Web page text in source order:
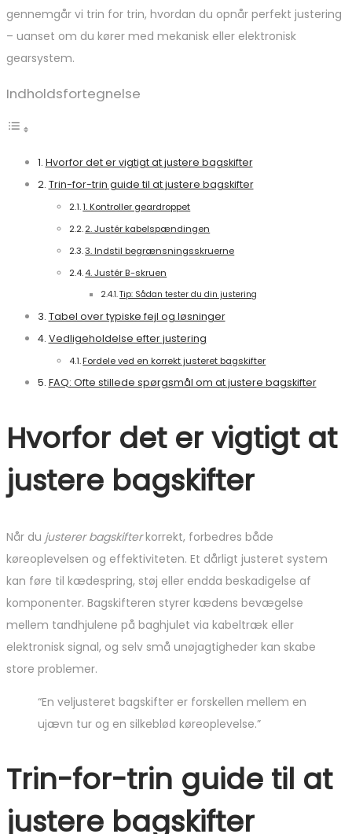
gennemgår vi trin for trin, hvordan du opnår perfekt justering
– uanset om du kører med mekanisk eller elektronisk
gearsystem.
Indholdsfortegnelse
Hvorfor det er vigtigt at justere bagskifter
Trin-for-trin guide til at justere bagskifter
1. Kontroller geardroppet
2. Justér kabelspændingen
3. Indstil begrænsningsskruerne
4. Justér B-skruen
Tip: Sådan tester du din justering
Tabel over typiske fejl og løsninger
Vedligeholdelse efter justering
Fordele ved en korrekt justeret bagskifter
FAQ: Ofte stillede spørgsmål om at justere bagskifter
Hvorfor det er vigtigt at
justere bagskifter
Når du justerer bagskifterkorrekt, forbedres både
køreoplevelsen og effektiviteten. Et dårligt justeret system
kan føre til kædespring, støj eller endda beskadigelse af
komponenter. Bagskifteren styrer kædens bevægelse
mellem tandhjulene på baghjulet via kabeltræk eller
elektronisk signal, og selv små unøjagtigheder kan skabe
store problemer.
“En veljusteret bagskifter er forskellen mellem en
ujævn tur og en silkeblød køreoplevelse.”
Trin-for-trin guide til at
justere bagskifter